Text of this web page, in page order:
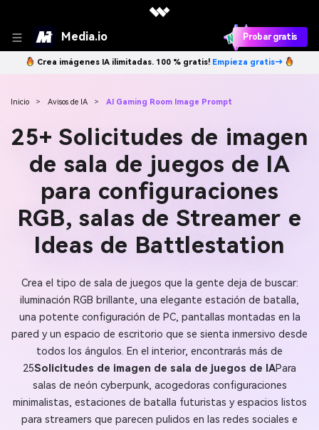
Media.io Probar gratis
Crea imágenes IA ilimitadas. 100 % gratis! Empieza gratis→
Inicio > Avisos de IA > AI Gaming Room Image Prompt
25+ Solicitudes de imagen
de sala de juegos de IA
para configuraciones
RGB, salas de Streamer e
Ideas de Battlestation
Crea el tipo de sala de juegos que la gente deja de buscar:
iluminación RGB brillante, una elegante estación de batalla,
una potente configuración de PC, pantallas montadas en la
pared y un espacio de escritorio que se sienta inmersivo desde
todos los ángulos. En el interior, encontrarás más de
25Solicitudes de imagen de sala de juegos de IAPara
salas de neón cyberpunk, acogedoras configuraciones
minimalistas, estaciones de batalla futuristas y espacios listos
para streamers que parecen pulidos en las redes sociales e